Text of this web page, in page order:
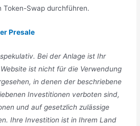
Token-Swap durchführen.
Presale
Bei der Anlage ist Ihr
ist nicht für die Verwendung
in denen der beschriebene
Investitionen verboten sind,
und auf gesetzlich zulässige
Ihre Investition ist in Ihrem Land